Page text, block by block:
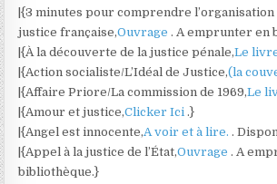
|{3 minutes pour comprendre
justice française,Ouvrage. A emprunter en
|{À la découverte de la justice pénale,Le
|{Action socialiste/L’Idéal de Justice,(la
|{Affaire Priore/La commission de 1969,Le
|{Amour et justice,Clicker Ici.}
|{Angel est innocente,A voir et à lire..
|{Appel à la justice de l’État,Ouvrage. A
bibliothèque.}